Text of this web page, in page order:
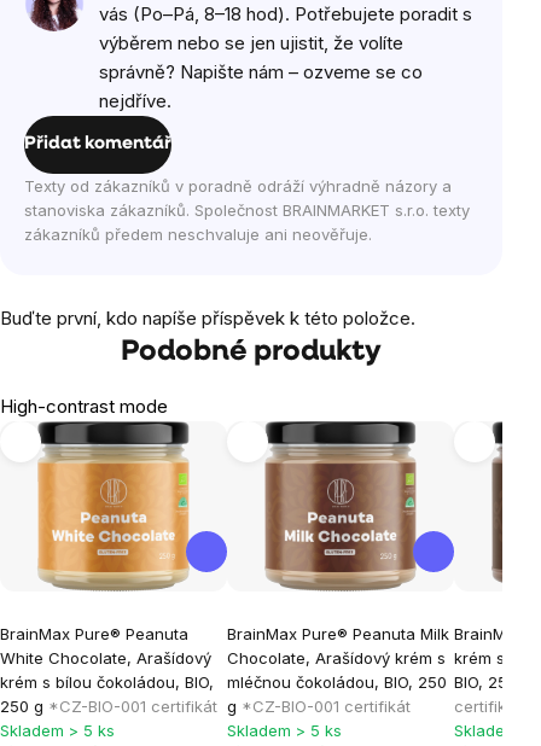
vás (Po–Pá, 8–18 hod). Potřebujete poradit s
výběrem nebo se jen ujistit, že volíte
správně? Napište nám – ozveme se co
nejdříve.
Přidat komentář
Texty od zákazníků v poradně odráží výhradně názory a
stanoviska zákazníků. Společnost BRAINMARKET s.r.o. texty
zákazníků předem neschvaluje ani neověřuje.
Buďte první, kdo napíše příspěvek k této položce.
Podobné produkty
High-contrast mode
BrainMax Pure® Peanuta
White Chocolate, Arašídový
krém s bílou čokoládou, BIO,
250 g *CZ-BIO-001 certifikát
Skladem > 5 ks
BrainMax Pure® Peanuta Milk
Chocolate, Arašídový krém s
mléčnou čokoládou, BIO, 250
g *CZ-BIO-001 certifikát
Skladem > 5 ks
BrainMax
krém s
BIO, 250 g
certifikát
Skladem >